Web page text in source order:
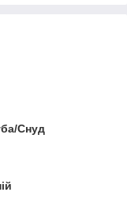
Снуд